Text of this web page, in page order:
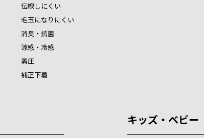
伝線しにくい
毛玉になりにくい
消臭・抗菌
涼感・冷感
着圧
補正下着
キッズ・ベビー